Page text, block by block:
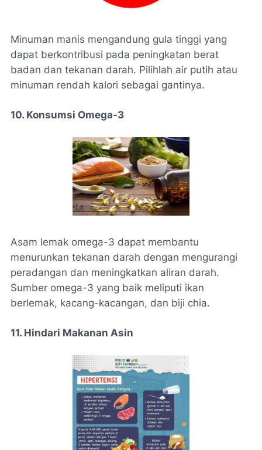
Minuman manis mengandung gula tinggi yang
dapat berkontribusi pada peningkatan berat
badan dan tekanan darah. Pilihlah air putih atau
minuman rendah kalori sebagai gantinya.
10. Konsumsi Omega-3
Asam lemak omega-3 dapat membantu
menurunkan tekanan darah dengan mengurangi
peradangan dan meningkatkan aliran darah.
Sumber omega-3 yang baik meliputi ikan
berlemak, kacang-kacangan, dan biji chia.
11. Hindari Makanan Asin